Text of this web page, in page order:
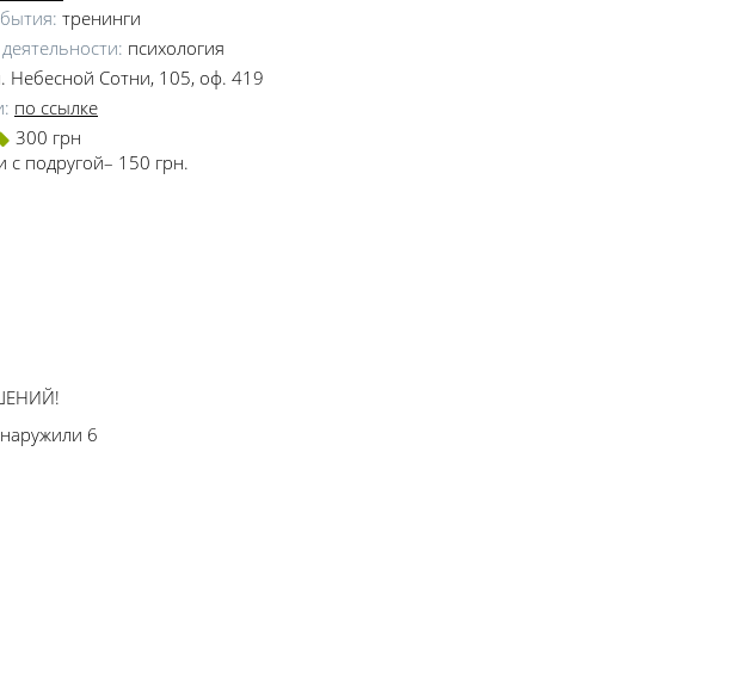
тренинги
психология
Небесной Сотни, 105, оф. 419
по ссылке
300 грн
с подругой– 150 грн.
6